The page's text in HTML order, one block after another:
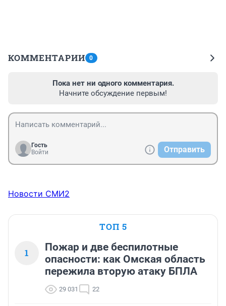
КОММЕНТАРИИ 0
Пока нет ни одного комментария.
Начните обсуждение первым!
Гость
Войти
Отправить
Новости СМИ2
ТОП 5
1
Пожар и две беспилотные
опасности: как Омская область
пережила вторую атаку БПЛА
29 031 22